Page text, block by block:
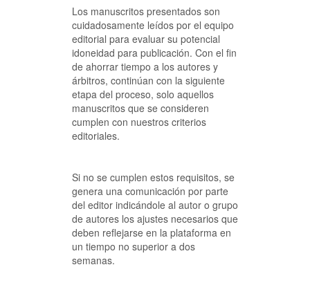
Los manuscritos presentados son
cuidadosamente leídos por el equipo
editorial para evaluar su potencial
idoneidad para publicación. Con el fin
de ahorrar tiempo a los autores y
árbitros, continúan con la siguiente
etapa del proceso, solo aquellos
manuscritos que se consideren
cumplen con nuestros criterios
editoriales.
Si no se cumplen estos requisitos, se
genera una comunicación por parte
del editor indicándole al autor o grupo
de autores los ajustes necesarios que
deben reflejarse en la plataforma en
un tiempo no superior a dos
semanas.